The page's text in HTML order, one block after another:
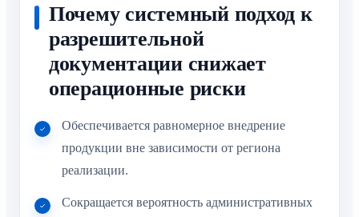
Почему системный подход к
разрешительной
документации снижает
операционные риски
Обеспечивается равномерное внедрение
продукции вне зависимости от региона
реализации.
Сокращается вероятность административных